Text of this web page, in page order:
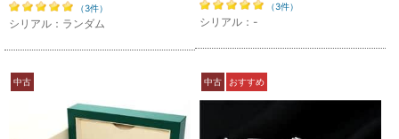
（3件）
シリアル：ランダム
（3件）
シリアル：-
中古 中古 おすすめ